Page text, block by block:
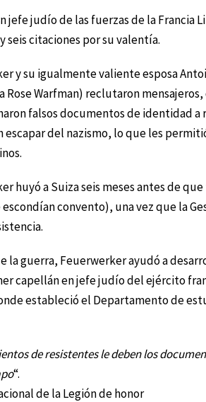
jefe judío de las fuerzas de la Francia
seis citaciones por su valentía.
y su igualmente valiente esposa
Rose Warfman) reclutaron
falsos documentos de identidad a
escapar del nazismo, lo que les
huyó a Suiza seis meses antes de
escondían convento), una vez que la
la guerra, Feuerwerker ayudó a
capellán en jefe judío del ejército
estableció el Departamento de
de resistentes le deben los
“.
de la Legión de honor